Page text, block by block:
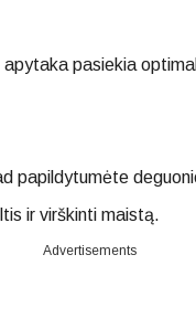
pasiekia
papildytumėte
ir virškinti maistą.
Advertisements